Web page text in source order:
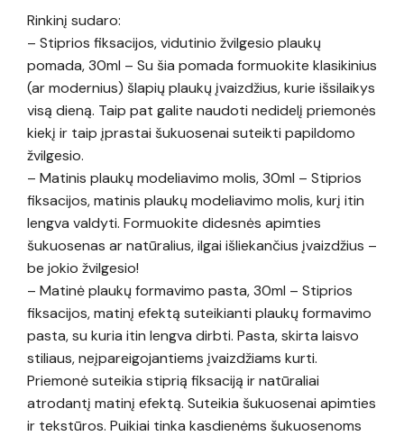
Rinkinį sudaro:
– Stiprios fiksacijos, vidutinio žvilgesio plaukų
pomada, 30ml – Su šia pomada formuokite klasikinius
(ar modernius) šlapių plaukų įvaizdžius, kurie išsilaikys
visą dieną. Taip pat galite naudoti nedidelį priemonės
kiekį ir taip įprastai šukuosenai suteikti papildomo
žvilgesio.
– Matinis plaukų modeliavimo molis, 30ml – Stiprios
fiksacijos, matinis plaukų modeliavimo molis, kurį itin
lengva valdyti. Formuokite didesnės apimties
šukuosenas ar natūralius, ilgai išliekančius įvaizdžius –
be jokio žvilgesio!
– Matinė plaukų formavimo pasta, 30ml – Stiprios
fiksacijos, matinį efektą suteikianti plaukų formavimo
pasta, su kuria itin lengva dirbti. Pasta, skirta laisvo
stiliaus, neįpareigojantiems įvaizdžiams kurti.
Priemonė suteikia stiprią fiksaciją ir natūraliai
atrodantį matinį efektą. Suteikia šukuosenai apimties
ir tekstūros. Puikiai tinka kasdienėms šukuosenoms